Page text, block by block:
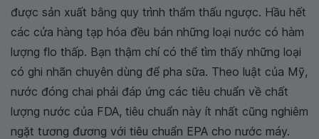
được sản xuất bằng quy trình thẩm thấu ngược. Hầu hết
các cửa hàng tạp hóa đều bán những loại nước có hàm
lượng flo thấp. Bạn thậm chí có thể tìm thấy những loại
có ghi nhãn chuyên dùng để pha sữa. Theo luật của Mỹ,
nước đóng chai phải đáp ứng các tiêu chuẩn về chất
lượng nước của FDA, tiêu chuẩn này ít nhất cũng nghiêm
ngặt tương đương với tiêu chuẩn EPA cho nước máy.